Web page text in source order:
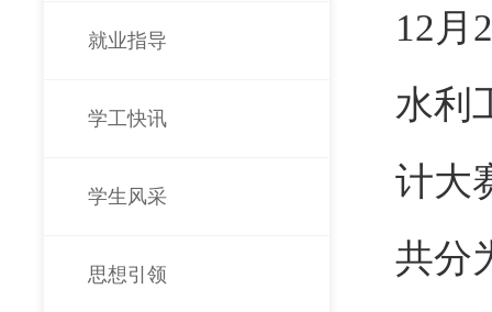
就业指导
学工快讯
学生风采
思想引领
12月
水利
计大
共分